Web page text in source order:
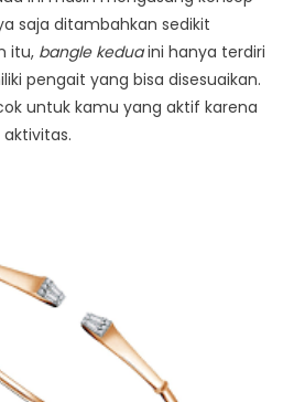
saja ditambahkan sedikit
itu, bangle keduaini hanya terdiri
pengait yang bisa disesuaikan.
untuk kamu yang aktif karena